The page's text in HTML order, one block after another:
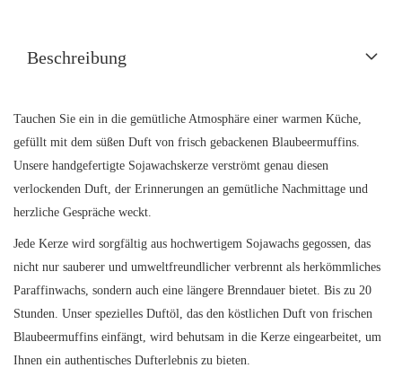
Beschreibung
Tauchen Sie ein in die gemütliche Atmosphäre einer warmen Küche,
gefüllt mit dem süßen Duft von frisch gebackenen Blaubeermuffins.
Unsere handgefertigte Sojawachskerze verströmt genau diesen
verlockenden Duft, der Erinnerungen an gemütliche Nachmittage und
herzliche Gespräche weckt.
Jede Kerze wird sorgfältig aus hochwertigem Sojawachs gegossen, das
nicht nur sauberer und umweltfreundlicher verbrennt als herkömmliches
Paraffinwachs, sondern auch eine längere Brenndauer bietet. Bis zu 20
Stunden. Unser spezielles Duftöl, das den köstlichen Duft von frischen
Blaubeermuffins einfängt, wird behutsam in die Kerze eingearbeitet, um
Ihnen ein authentisches Dufterlebnis zu bieten.